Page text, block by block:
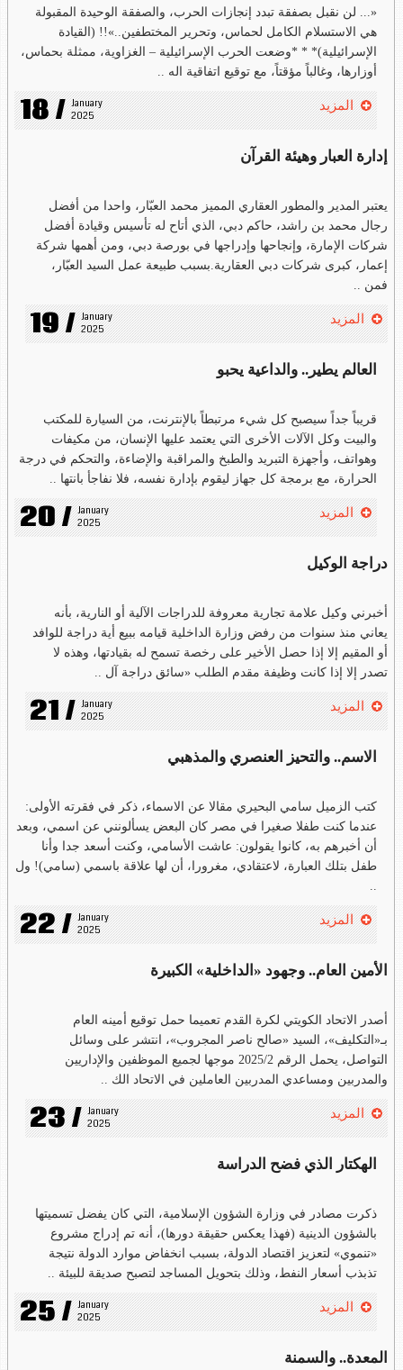
«... لن نقبل بصفقة تبدد إنجازات الحرب، والصفقة الوحيدة المقبولة
هي الاستسلام الكامل لحماس، وتحرير المختطفين..»!! (القيادة
الإسرائيلية)* * *وضعت الحرب الإسرائيلية – الغزاوية، ممثلة بحماس،
أوزارها، وغالباً مؤقتاً، مع توقيع اتفاقية اله ..
18 / January
2025
المزيد
إدارة العبار وهيئة القرآن
يعتبر المدير والمطور العقاري المميز محمد العبّار، واحدا من أفضل
رجال محمد بن راشد، حاكم دبي، الذي أتاح له تأسيس وقيادة أفضل
شركات الإمارة، وإنجاحها وإدراجها في بورصة دبي، ومن أهمها شركة
إعمار، كبرى شركات دبي العقارية.بسبب طبيعة عمل السيد العبّار،
فمن ..
19 / January
2025
المزيد
العالم يطير.. والداعية يحبو
قريباً جداً سيصبح كل شيء مرتبطاً بالإنترنت، من السيارة للمكتب
والبيت وكل الآلات الأخرى التي يعتمد عليها الإنسان، من مكيفات
وهواتف، وأجهزة التبريد والطبخ والمراقبة والإضاءة، والتحكم في درجة
الحرارة، مع برمجة كل جهاز ليقوم بإدارة نفسه، فلا نفاجأ بانتها ..
20 / January
2025
المزيد
دراجة الوكيل
أخبرني وكيل علامة تجارية معروفة للدراجات الآلية أو النارية، بأنه
يعاني منذ سنوات من رفض وزارة الداخلية قيامه ببيع أية دراجة للوافد
أو المقيم إلا إذا حصل الأخير على رخصة تسمح له بقيادتها، وهذه لا
تصدر إلا إذا كانت وظيفة مقدم الطلب «سائق دراجة آل ..
21 / January
2025
المزيد
الاسم.. والتحيز العنصري والمذهبي
كتب الزميل سامي البحيري مقالا عن الاسماء، ذكر في فقرته الأولى:
عندما كنت طفلا صغيرا في مصر كان البعض يسألونني عن اسمي، وبعد
أن أخبرهم به، كانوا يقولون: عاشت الأسامي، وكنت أسعد جدا وأنا
طفل بتلك العبارة، لاعتقادي، مغرورا، أن لها علاقة باسمي (سامي)! ول
..
22 / January
2025
المزيد
الأمين العام.. وجهود «الداخلية» الكبيرة
أصدر الاتحاد الكويتي لكرة القدم تعميما حمل توقيع أمينه العام
بـ«التكليف»، السيد «صالح ناصر المجروب»، انتشر على وسائل
التواصل، يحمل الرقم 2025/2 موجها لجميع الموظفين والإداريين
والمدربين ومساعدي المدربين العاملين في الاتحاد الك ..
23 / January
2025
المزيد
الهكتار الذي فضح الدراسة
ذكرت مصادر في وزارة الشؤون الإسلامية، التي كان يفضل تسميتها
بالشؤون الدينية (فهذا يعكس حقيقة دورها)، أنه تم إدراج مشروع
«تنموي» لتعزيز اقتصاد الدولة، بسبب انخفاض موارد الدولة نتيجة
تذبذب أسعار النفط، وذلك بتحويل المساجد لتصبح صديقة للبيئة ..
25 / January
2025
المزيد
المعدة.. والسمنة